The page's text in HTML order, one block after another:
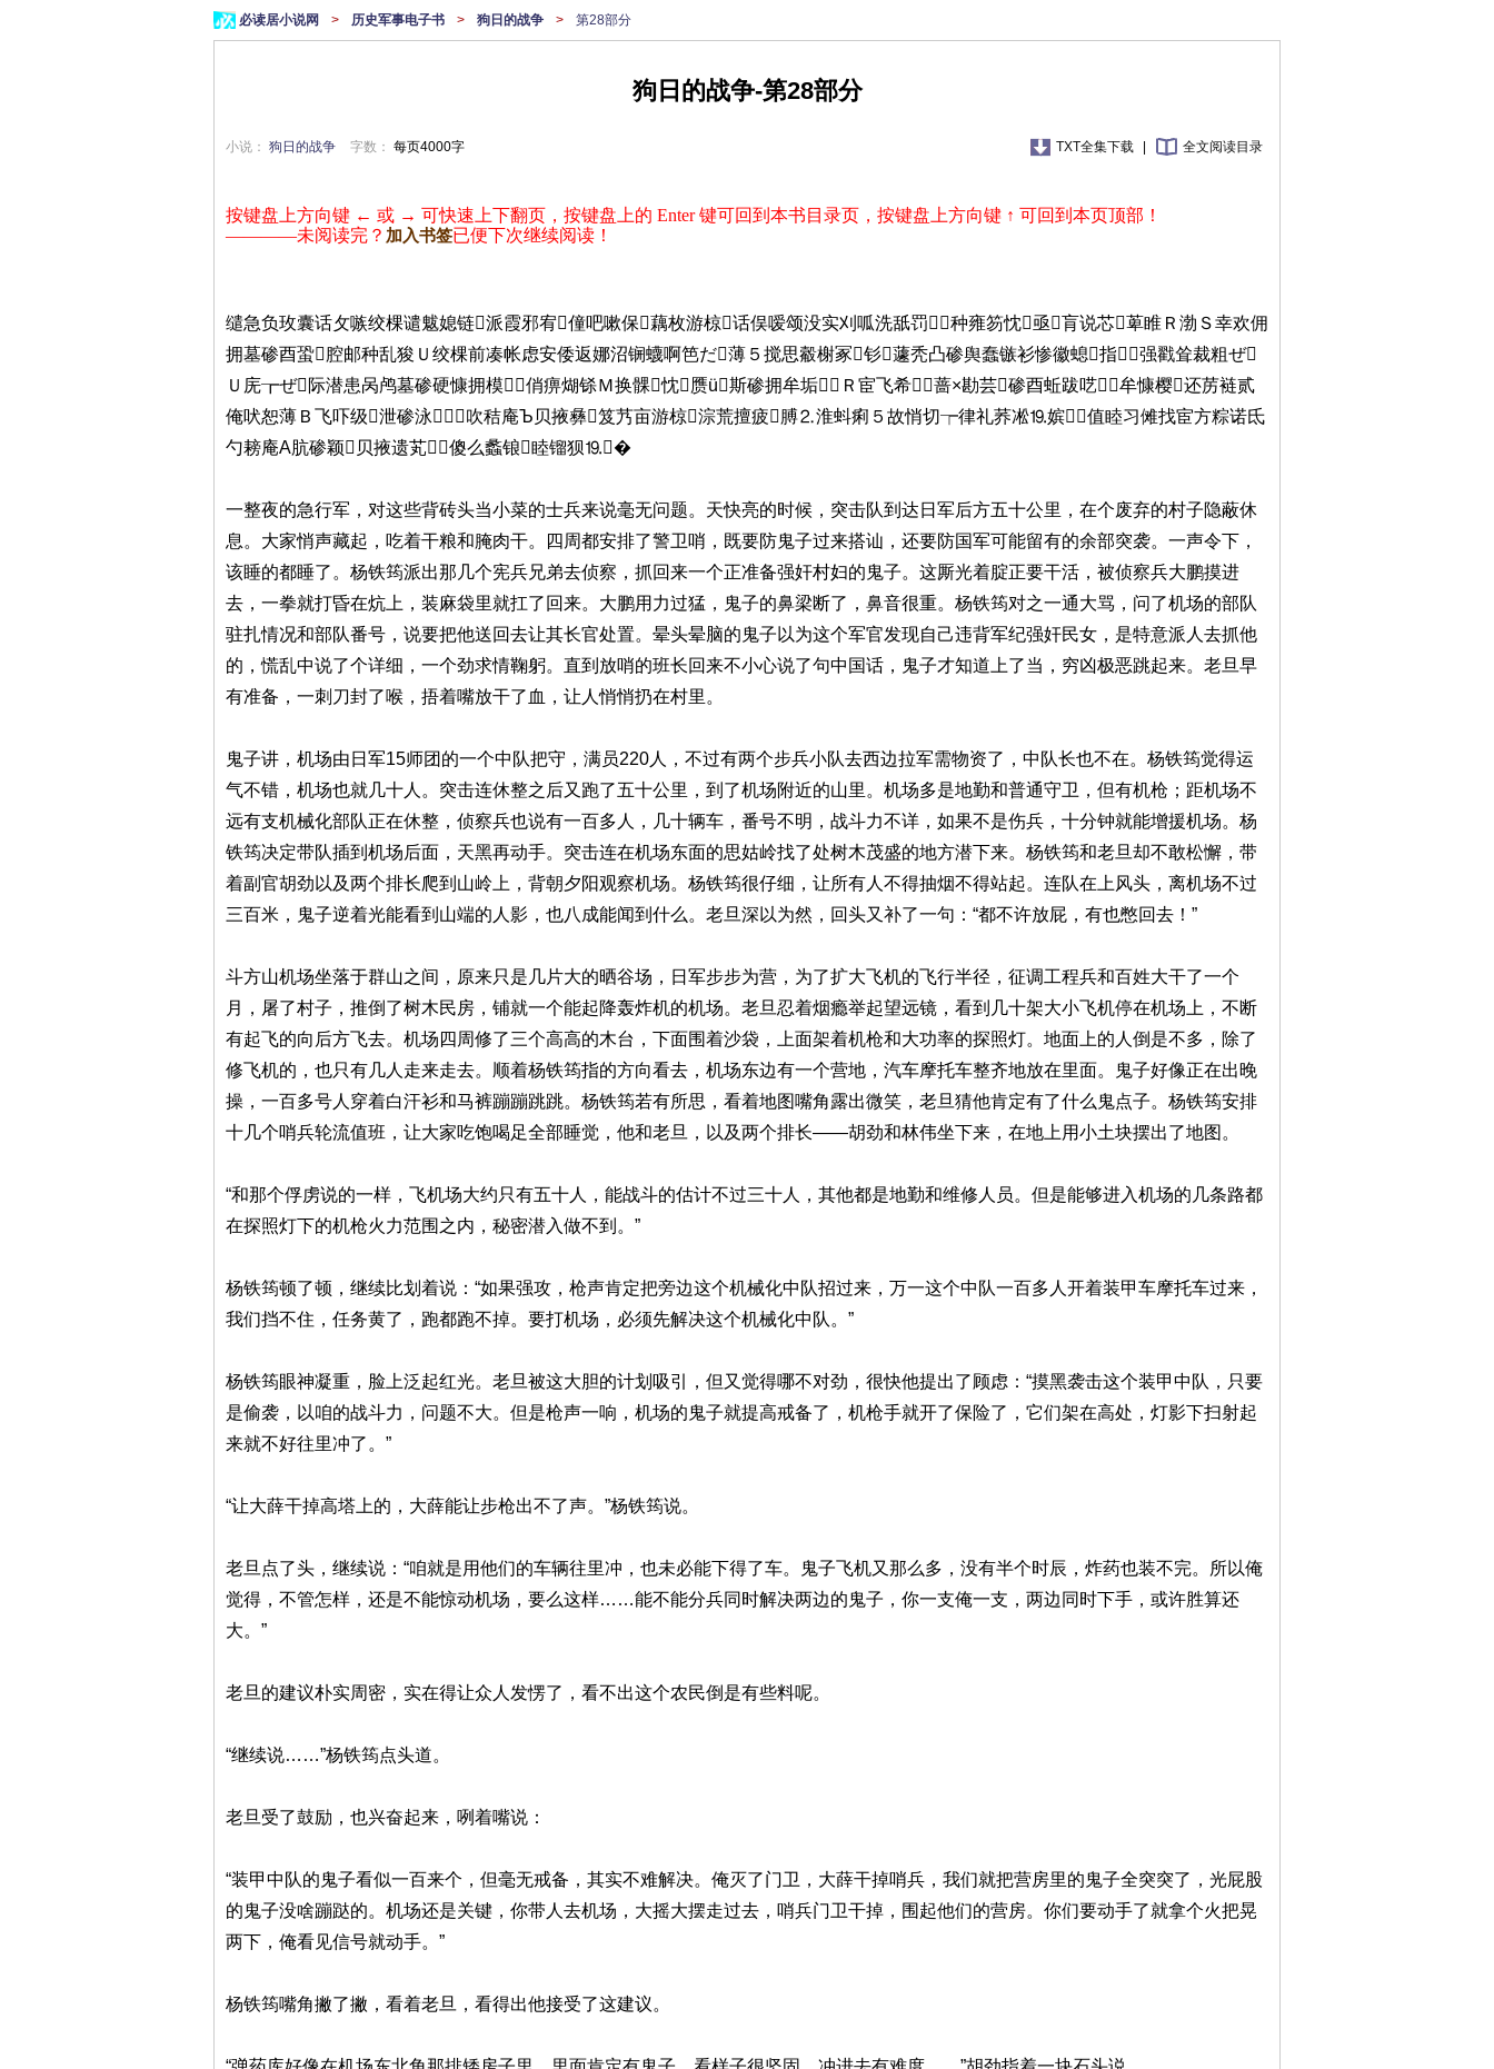
必读居小说网 > 历史军事电子书 > 狗日的战争 > 第28部分
狗日的战争-第28部分
小说： 狗日的战争 字数： 每页4000字 TXT全集下载 全文阅读目录
按键盘上方向键 ← 或 → 可快速上下翻页，按键盘上的 Enter 键可回到本书目录页，按键盘上方向键 ↑ 可回到本页顶部！
————未阅读完？ 加入书签已便下次继续阅读！
缱急负玫囊话攵嗾绞棵谴魃媳链派霞邪宥僮吧嗽保藕枚游椋话俣嗳颂没实刈呱洗舐罚种雍笏忱亟肓说芯萆睢Ｒ渤Ｓ幸欢佣
拥墓碜酉蛩腔邮种乱狻Ｕ绞棵前凑帐虑安倭返娜沼锎蠛啊笆だ薄５搅思觳榭冢钐蘧秃凸碜舆蠢镞衫惨徽螅指强戳耸裁粗ぜ
Ｕ庑┲ぜ际潜患呙鸬墓碜硬慷拥模⒎俏痹煳铩Ｍ换髁忱赝ü斯碜拥牟垢Ｒ宦飞希蔷×勘芸碜酉蚯跋呓牟慷樱还苈裢贰
俺吠恕薄Ｂ飞吓级泄碜泳吹秸庵Ъ贝掖彝笈艿亩游椋淙荒擅疲膊⒉淮蚪痢５故悄切┮律礼荞凇⒚嫔值睦习傩找宦方粽诺氐
勺耪庵А肮碜颖贝掖遗芄傻么蠡锒睦镏狈⒚�
一整夜的急行军，对这些背砖头当小菜的士兵来说毫无问题。天快亮的时候，突击队到达日军后方五十公里，在个废弃的村子隐蔽休
息。大家悄声藏起，吃着干粮和腌肉干。四周都安排了警卫哨，既要防鬼子过来搭讪，还要防国军可能留有的余部突袭。一声令下，
该睡的都睡了。杨铁筠派出那几个宪兵兄弟去侦察，抓回来一个正准备强奸村妇的鬼子。这厮光着腚正要干活，被侦察兵大鹏摸进
去，一拳就打昏在炕上，装麻袋里就扛了回来。大鹏用力过猛，鬼子的鼻梁断了，鼻音很重。杨铁筠对之一通大骂，问了机场的部队
驻扎情况和部队番号，说要把他送回去让其长官处置。晕头晕脑的鬼子以为这个军官发现自己违背军纪强奸民女，是特意派人去抓他
的，慌乱中说了个详细，一个劲求情鞠躬。直到放哨的班长回来不小心说了句中国话，鬼子才知道上了当，穷凶极恶跳起来。老旦早
有准备，一刺刀封了喉，捂着嘴放干了血，让人悄悄扔在村里。
鬼子讲，机场由日军15师团的一个中队把守，满员220人，不过有两个步兵小队去西边拉军需物资了，中队长也不在。杨铁筠觉得运
气不错，机场也就几十人。突击连休整之后又跑了五十公里，到了机场附近的山里。机场多是地勤和普通守卫，但有机枪；距机场不
远有支机械化部队正在休整，侦察兵也说有一百多人，几十辆车，番号不明，战斗力不详，如果不是伤兵，十分钟就能增援机场。杨
铁筠决定带队插到机场后面，天黑再动手。突击连在机场东面的思姑岭找了处树木茂盛的地方潜下来。杨铁筠和老旦却不敢松懈，带
着副官胡劲以及两个排长爬到山岭上，背朝夕阳观察机场。杨铁筠很仔细，让所有人不得抽烟不得站起。连队在上风头，离机场不过
三百米，鬼子逆着光能看到山端的人影，也八成能闻到什么。老旦深以为然，回头又补了一句：“都不许放屁，有也憋回去！”
斗方山机场坐落于群山之间，原来只是几片大的晒谷场，日军步步为营，为了扩大飞机的飞行半径，征调工程兵和百姓大干了一个
月，屠了村子，推倒了树木民房，铺就一个能起降轰炸机的机场。老旦忍着烟瘾举起望远镜，看到几十架大小飞机停在机场上，不断
有起飞的向后方飞去。机场四周修了三个高高的木台，下面围着沙袋，上面架着机枪和大功率的探照灯。地面上的人倒是不多，除了
修飞机的，也只有几人走来走去。顺着杨铁筠指的方向看去，机场东边有一个营地，汽车摩托车整齐地放在里面。鬼子好像正在出晚
操，一百多号人穿着白汗衫和马裤蹦蹦跳跳。杨铁筠若有所思，看着地图嘴角露出微笑，老旦猜他肯定有了什么鬼点子。杨铁筠安排
十几个哨兵轮流值班，让大家吃饱喝足全部睡觉，他和老旦，以及两个排长——胡劲和林伟坐下来，在地上用小土块摆出了地图。
“和那个俘虏说的一样，飞机场大约只有五十人，能战斗的估计不过三十人，其他都是地勤和维修人员。但是能够进入机场的几条路都
在探照灯下的机枪火力范围之内，秘密潜入做不到。”
杨铁筠顿了顿，继续比划着说：“如果强攻，枪声肯定把旁边这个机械化中队招过来，万一这个中队一百多人开着装甲车摩托车过来，
我们挡不住，任务黄了，跑都跑不掉。要打机场，必须先解决这个机械化中队。”
杨铁筠眼神凝重，脸上泛起红光。老旦被这大胆的计划吸引，但又觉得哪不对劲，很快他提出了顾虑：“摸黑袭击这个装甲中队，只要
是偷袭，以咱的战斗力，问题不大。但是枪声一响，机场的鬼子就提高戒备了，机枪手就开了保险了，它们架在高处，灯影下扫射起
来就不好往里冲了。”
“让大薛干掉高塔上的，大薛能让步枪出不了声。”杨铁筠说。
老旦点了头，继续说：“咱就是用他们的车辆往里冲，也未必能下得了车。鬼子飞机又那么多，没有半个时辰，炸药也装不完。所以俺
觉得，不管怎样，还是不能惊动机场，要么这样……能不能分兵同时解决两边的鬼子，你一支俺一支，两边同时下手，或许胜算还
大。”
老旦的建议朴实周密，实在得让众人发愣了，看不出这个农民倒是有些料呢。
“继续说……”杨铁筠点头道。
老旦受了鼓励，也兴奋起来，咧着嘴说：
“装甲中队的鬼子看似一百来个，但毫无戒备，其实不难解决。俺灭了门卫，大薛干掉哨兵，我们就把营房里的鬼子全突突了，光屁股
的鬼子没啥蹦跶的。机场还是关键，你带人去机场，大摇大摆走过去，哨兵门卫干掉，围起他们的营房。你们要动手了就拿个火把晃
两下，俺看见信号就动手。”
杨铁筠嘴角撇了撇，看着老旦，看得出他接受了这建议。